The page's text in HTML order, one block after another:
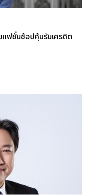
ฟชั่นช้อปคุ้มรับเครดิต